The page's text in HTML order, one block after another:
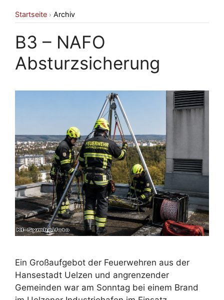
Startseite › Archiv
B3 – NAFO
Absturzsicherung
Ein Großaufgebot der Feuerwehren aus der
Hansestadt Uelzen und angrenzender
Gemeinden war am Sonntag bei einem Brand